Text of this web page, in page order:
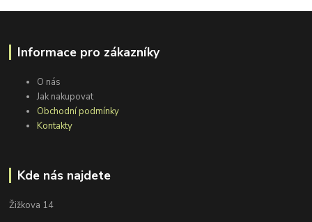
Informace pro zákazníky
O nás
Jak nakupovat
Obchodní podmínky
Kontakty
Kde nás najdete
Žižkova 14